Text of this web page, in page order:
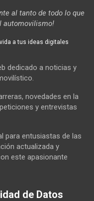
al tanto de todo lo que
automovilismo!
a tus ideas digitales
dedicado a noticias y
novedades en la
y entrevistas
para entusiastas de las
actualizada y
este apasionante
de Datos